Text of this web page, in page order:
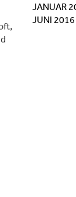
JANUAR
JUNI 2016